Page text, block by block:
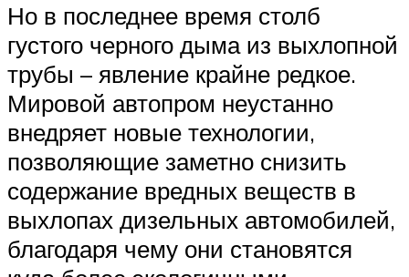
Но в последнее время столб
густого черного дыма из выхлопной
трубы – явление крайне редкое.
Мировой автопром неустанно
внедряет новые технологии,
позволяющие заметно снизить
содержание вредных веществ в
выхлопах дизельных автомобилей,
благодаря чему они становятся